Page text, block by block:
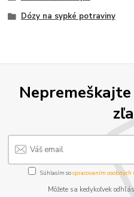
Dózy na sypké potraviny
Súhlasím sospracovaním osobných
Môžete sa kedykoľvek